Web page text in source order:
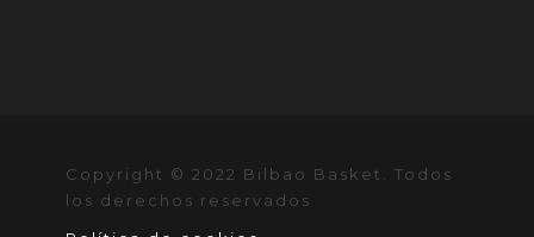
Copyright © 2022 Bilbao Basket. Todos
los derechos reservados